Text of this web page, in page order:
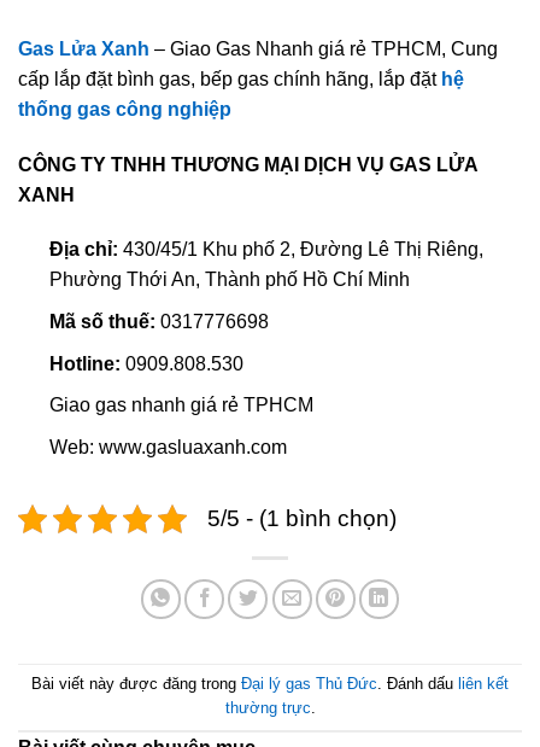
Gas Lửa Xanh – Giao Gas Nhanh giá rẻ TPHCM, Cung
cấp lắp đặt bình gas, bếp gas chính hãng, lắp đặt hệ
thống gas công nghiệp
CÔNG TY TNHH THƯƠNG MẠI DỊCH VỤ GAS LỬA
XANH
Địa chỉ: 430/45/1 Khu phố 2, Đường Lê Thị Riêng,
Phường Thới An, Thành phố Hồ Chí Minh
Mã số thuế: 0317776698
Hotline: 0909.808.530
Giao gas nhanh giá rẻ TPHCM
Web: www.gasluaxanh.com
5/5 - (1 bình chọn)
Bài viết này được đăng trong Đại lý gas Thủ Đức. Đánh dấu liên kết
thường trực.